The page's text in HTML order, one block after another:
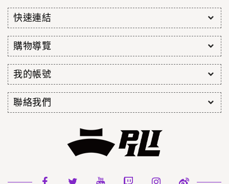
快速連結
購物導覽
我的帳號
聯絡我們